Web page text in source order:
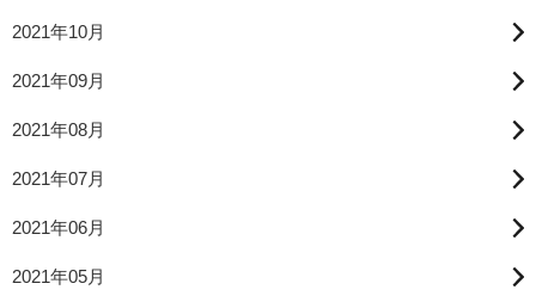
2021年10月
2021年09月
2021年08月
2021年07月
2021年06月
2021年05月